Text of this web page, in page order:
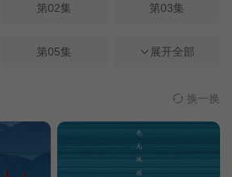
第02集 第03集
第05集 第06集
第09集
展开全部
换一换